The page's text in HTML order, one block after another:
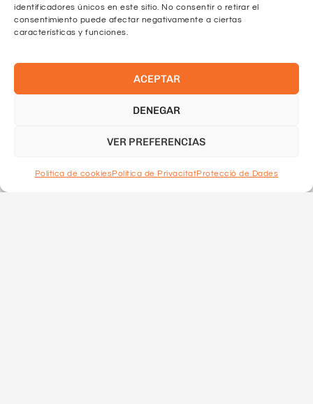
identificadores únicos en este sitio. No consentir o retirar el
consentimiento puede afectar negativamente a ciertas
características y funciones.
ACEPTAR
DENEGAR
VER PREFERENCIAS
Política de cookiesPolítica de PrivacitatProtecció de Dades
Acadèmia Barcelona
08036 Barcelona